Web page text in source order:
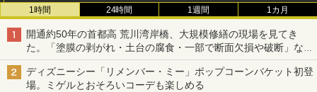
1時間 24時間 1週間 1カ月
開通約50年の首都高 荒川湾岸橋、大規模修繕の現場を見てき
た。「塗膜の剥がれ・土台の腐食・一部で断面欠損や破断」など
深刻な損傷、どう直す？
ディズニーシー「リメンバー・ミー」ポップコーンバケット初登
場。ミゲルとおそろいコーデも楽しめる